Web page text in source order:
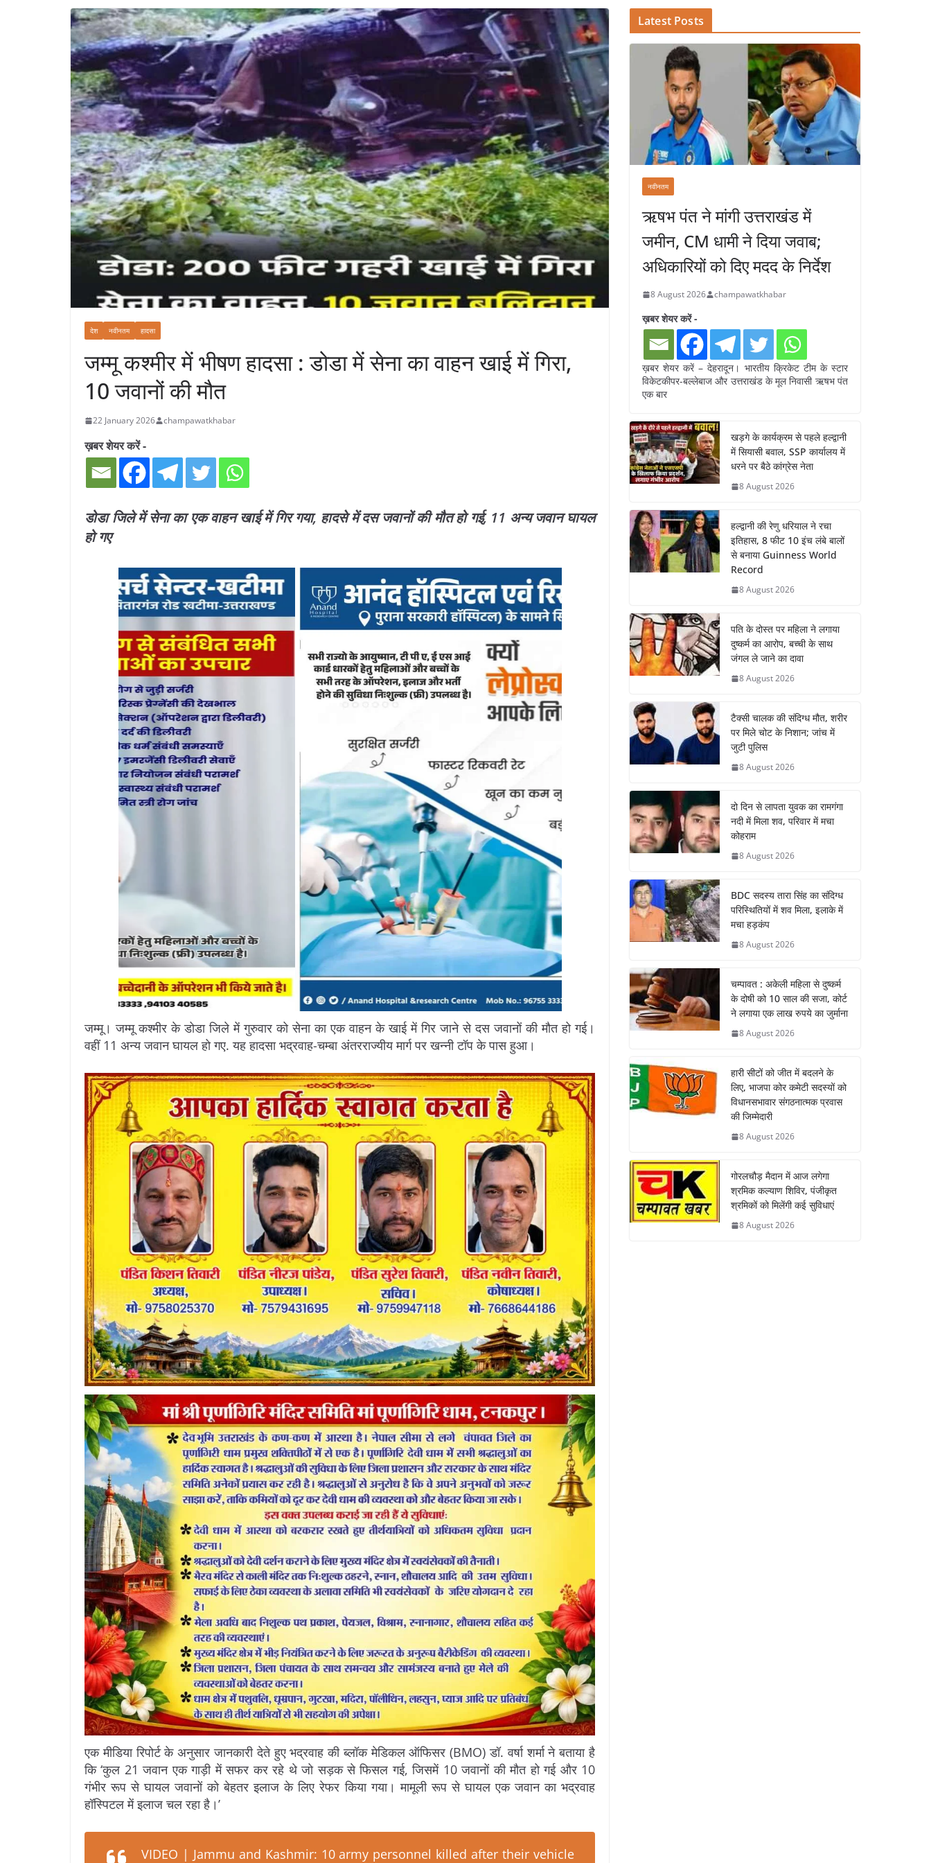
देश नवीनतम हादसा
जम्मू कश्मीर में भीषण हादसा : डोडा में सेना का वाहन खाई में गिरा,
10 जवानों की मौत
22 January 2026 champawatkhabar
ख़बर शेयर करें -
डोडा जिले में सेना का एक वाहन खाई में गिर गया, हादसे में दस जवानों की मौत हो गई, 11 अन्य जवान घायल
हो गए
जम्मू। जम्मू कश्मीर के डोडा जिले में गुरुवार को सेना का एक वाहन के खाई में गिर जाने से दस जवानों की मौत हो गई।
वहीं 11 अन्य जवान घायल हो गए. यह हादसा भद्रवाह-चम्बा अंतरराज्यीय मार्ग पर खन्नी टॉप के पास हुआ।
एक मीडिया रिपोर्ट के अनुसार जानकारी देते हुए भद्रवाह की ब्लॉक मेडिकल ऑफिसर (BMO) डॉ. वर्षा शर्मा ने बताया है
कि ‘कुल 21 जवान एक गाड़ी में सफर कर रहे थे जो सड़क से फिसल गई, जिसमें 10 जवानों की मौत हो गई और 10
गंभीर रूप से घायल जवानों को बेहतर इलाज के लिए रेफर किया गया। मामूली रूप से घायल एक जवान का भद्रवाह
हॉस्पिटल में इलाज चल रहा है।’
VIDEO | Jammu and Kashmir: 10 army personnel killed after their vehicle
Latest Posts
नवीनतम
ऋषभ पंत ने मांगी उत्तराखंड में
जमीन, CM धामी ने दिया जवाब;
अधिकारियों को दिए मदद के निर्देश
8 August 2026 champawatkhabar
ख़बर शेयर करें -
ख़बर शेयर करें – देहरादून। भारतीय क्रिकेट टीम के स्टार
विकेटकीपर-बल्लेबाज और उत्तराखंड के मूल निवासी ऋषभ पंत
एक बार
खड़गे के कार्यक्रम से पहले हल्द्वानी
में सियासी बवाल, SSP कार्यालय में
धरने पर बैठे कांग्रेस नेता
8 August 2026
हल्द्वानी की रेणु धरियाल ने रचा
इतिहास, 8 फीट 10 इंच लंबे बालों
से बनाया Guinness World
Record
8 August 2026
पति के दोस्त पर महिला ने लगाया
दुष्कर्म का आरोप, बच्ची के साथ
जंगल ले जाने का दावा
8 August 2026
टैक्सी चालक की संदिग्ध मौत, शरीर
पर मिले चोट के निशान; जांच में
जुटी पुलिस
8 August 2026
दो दिन से लापता युवक का रामगंगा
नदी में मिला शव, परिवार में मचा
कोहराम
8 August 2026
BDC सदस्य तारा सिंह का संदिग्ध
परिस्थितियों में शव मिला, इलाके में
मचा हड़कंप
8 August 2026
चम्पावत : अकेली महिला से दुष्कर्म
के दोषी को 10 साल की सजा, कोर्ट
ने लगाया एक लाख रुपये का जुर्माना
8 August 2026
हारी सीटों को जीत में बदलने के
लिए, भाजपा कोर कमेटी सदस्यों को
विधानसभावार संगठनात्मक प्रवास
की जिम्मेदारी
8 August 2026
गोरलचौड़ मैदान में आज लगेगा
श्रमिक कल्याण शिविर, पंजीकृत
श्रमिकों को मिलेंगी कई सुविधाएं
8 August 2026